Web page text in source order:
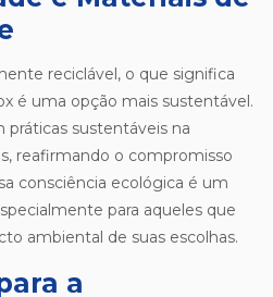
reciclável, o que significa
é uma opção mais sustentável.
práticas sustentáveis na
reafirmando o compromisso
consciência ecológica é um
para aqueles que
ambiental de suas escolhas.
a